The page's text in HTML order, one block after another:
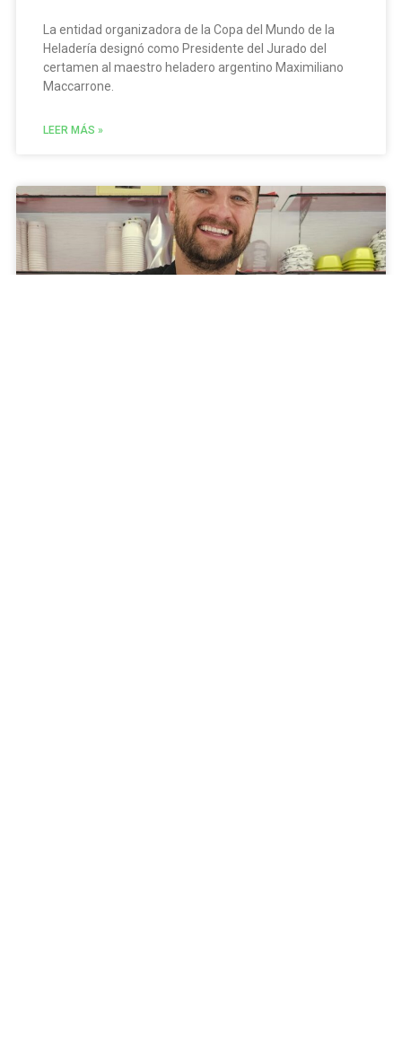
La entidad organizadora de la Copa del Mundo de la
Heladería designó como Presidente del Jurado del
certamen al maestro heladero argentino Maximiliano
Maccarrone.
LEER MÁS »